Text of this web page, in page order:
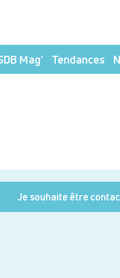
Mag' Tendances
Je souhaite être